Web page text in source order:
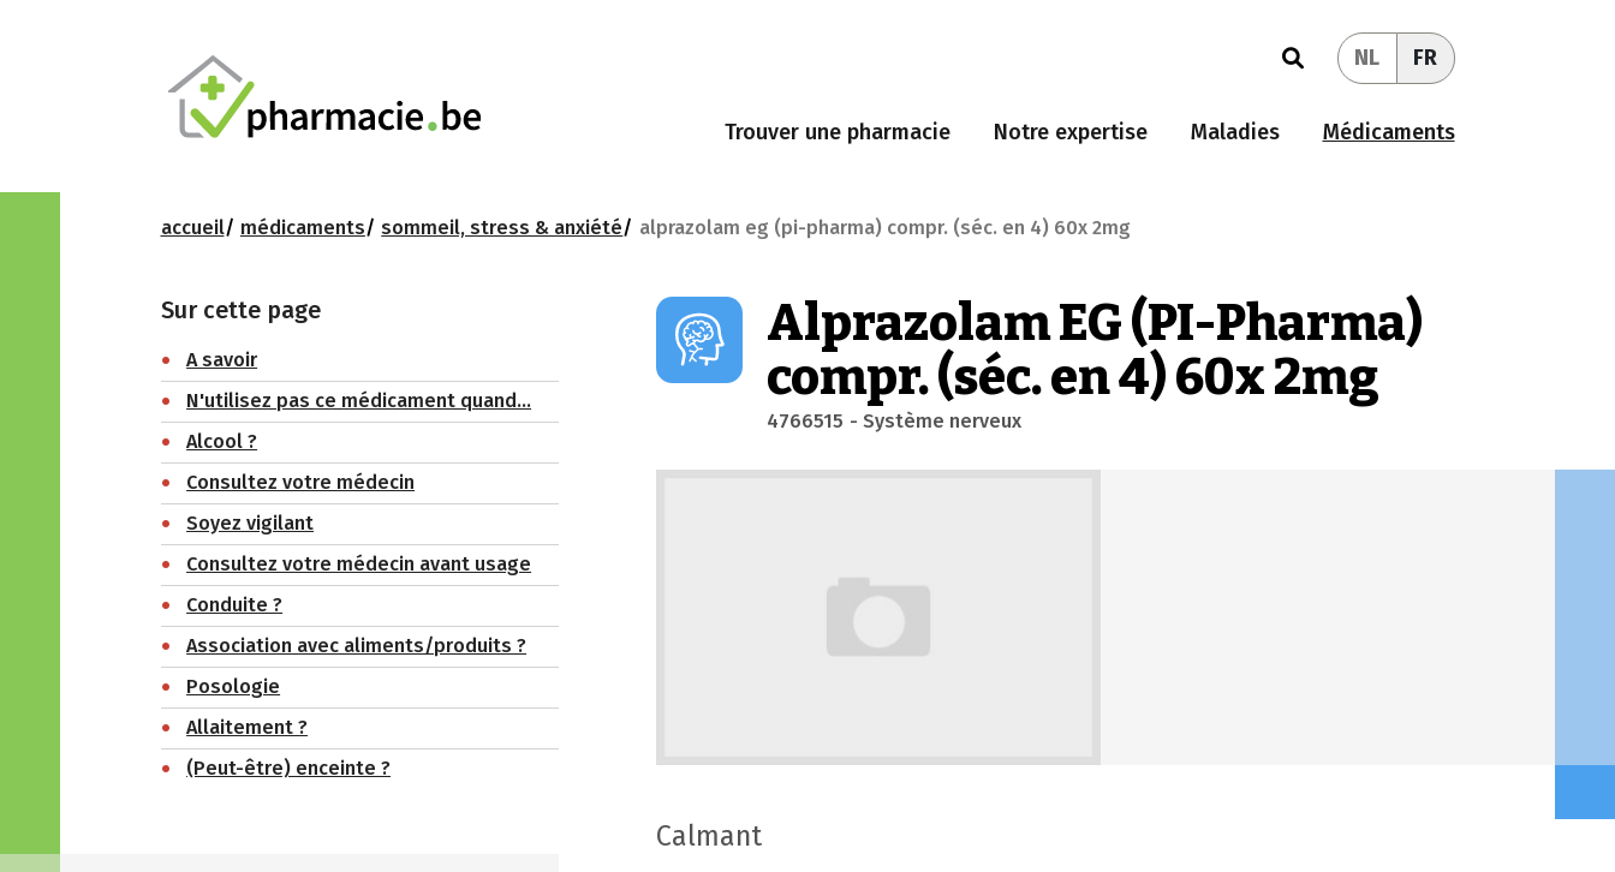
NL FR
Trouver une pharmacie Notre expertise Maladies Médicaments
accueil médicaments sommeil, stress & anxiété alprazolam eg (pi-pharma) compr. (séc. en 4) 60x 2mg
Sur cette page
A savoir
N'utilisez pas ce médicament quand…
Alcool ?
Consultez votre médecin
Soyez vigilant
Consultez votre médecin avant usage
Conduite ?
Association avec aliments/produits ?
Posologie
Allaitement ?
(Peut-être) enceinte ?
Alprazolam EG (PI-Pharma)
compr. (séc. en 4) 60x 2mg
4766515 - Système nerveux
Calmant